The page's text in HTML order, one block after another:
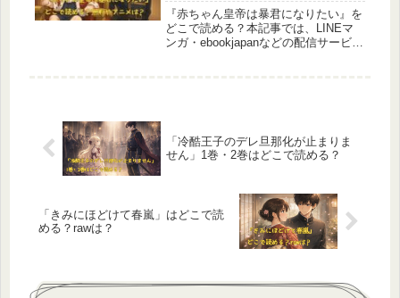
『赤ちゃん皇帝は暴君になりたい』を
どこで読める？本記事では、LINEマ
ンガ・ebookjapanなどの配信サービス
「冷酷王子のデレ旦那化が止まりま
せん」1巻・2巻はどこで読める？
「きみにほどけて春嵐」はどこで読
める？rawは？